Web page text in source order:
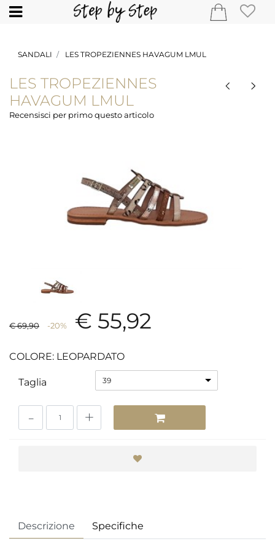
Open
SANDALI LES TROPEZIENNES HAVAGUM LMUL
LES TROPEZIENNES
HAVAGUM LMUL
Recensisci per primo questo articolo
€ 69,90 -20% € 55,92
COLORE: LEOPARDATO
Taglia 39
Descrizione Specifiche